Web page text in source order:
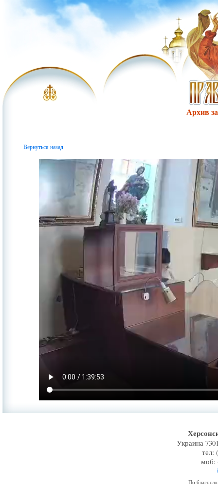
Архив
Вернуться назад
Украина
тел:
моб:
По